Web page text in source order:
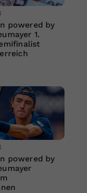
powered by
1.
powered by